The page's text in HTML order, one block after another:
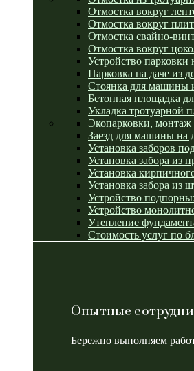
Отмостка вокруг
Отмостка вокруг
Отмостка свайно-
Отмостка вокруг
Устройство парковки
Парковка на даче из
Стоянка для машины
Бетонная площадка
Укладка тротуарной
Экопарковки, монтаж
Заезд для машины на
Установка заборов
Установка забора из
Установка
Установка забора из
Устройство
Устройство
Утепление
Стоимость услуг по
Опытные
Бережно выполняем